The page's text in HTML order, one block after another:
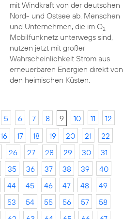
mit Windkraft von der deutschen
Nord- und Ostsee ab. Menschen
und Unternehmen, die im O2
Mobilfunknetz unterwegs sind,
nutzen jetzt mit großer
Wahrscheinlichkeit Strom aus
erneuerbaren Energien direkt von
den heimischen Küsten.
5 6 7 8 9 10 11
12
16 17 18 19 20 21
22
26 27 28 29 30
31
35 36 37 38 39
40
44 45 46 47 48
49
53 54 55 56 57
58